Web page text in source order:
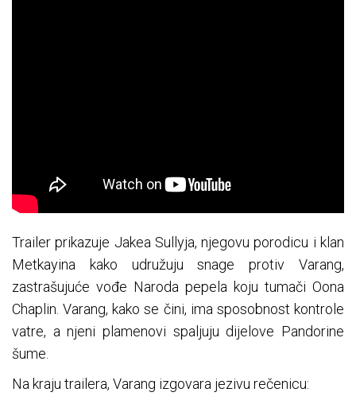
Trailer prikazuje Jakea Sullyja, njegovu porodicu i klan
Metkayina kako udružuju snage protiv Varang,
zastrašujuće vođe Naroda pepela koju tumači Oona
Chaplin. Varang, kako se čini, ima sposobnost kontrole
vatre, a njeni plamenovi spaljuju dijelove Pandorine
šume.
Na kraju trailera, Varang izgovara jezivu rečenicu: